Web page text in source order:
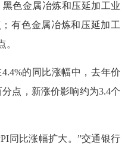
色金属冶炼和压延加工业
有色金属冶炼和压延加工
。
的同比涨幅中，去年价
点，新涨价影响约为3.4个
同比涨幅扩大。”交通银行